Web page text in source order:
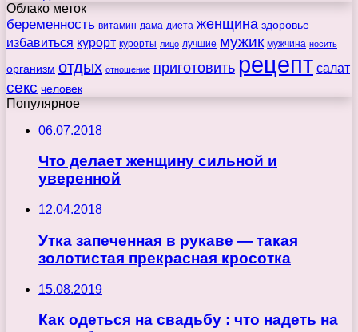
Облако меток
беременность витамин дама диета женщина здоровье
избавиться курорт курорты лицо лучшие мужик мужчина носить
организм отдых отношение приготовить рецепт салат
секс человек
Популярное
06.07.2018
Что делает женщину сильной и
уверенной
12.04.2018
Утка запеченная в рукаве — такая
золотистая прекрасная кросотка
15.08.2019
Как одеться на свадьбу : что надеть на